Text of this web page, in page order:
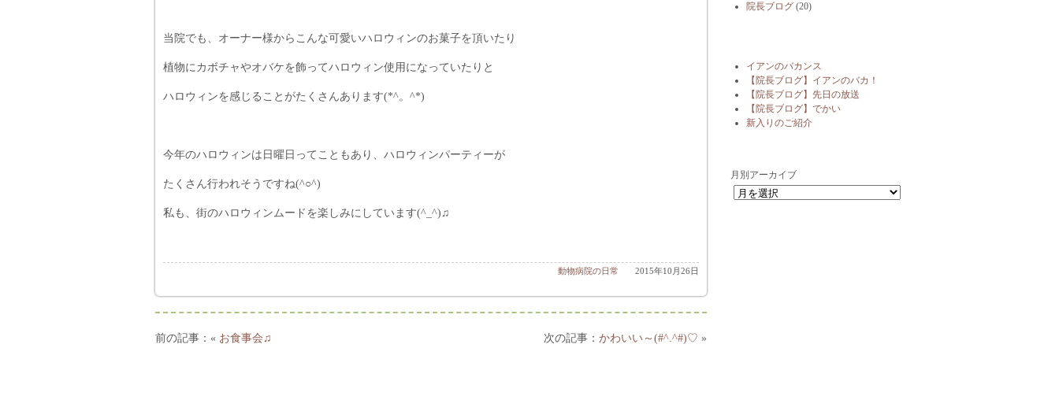
当院でも、オーナー様からこんな可愛いハロウィンのお菓子を頂いたり
植物にカボチャやオバケを飾ってハロウィン使用になっていたりと
ハロウィンを感じることがたくさんあります(*^。^*)
今年のハロウィンは日曜日ってこともあり、ハロウィンパーティーが
たくさん行われそうですね(^○^)
私も、街のハロウィンムードを楽しみにしています(^_^)♫
2015年10月26日
動物病院の日常
« お食事会♫ かわいい～(#^.^#)♡ »
院長ブログ (20)
イアンのバカンス
【院長ブログ】イアンのバカ！
【院長ブログ】先日の放送
【院長ブログ】でかい
新入りのご紹介
月別アーカイブ